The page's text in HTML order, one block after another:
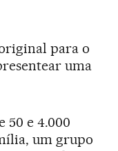
para o
uma
50 e 4.000
um grupo